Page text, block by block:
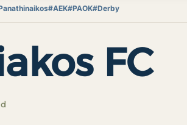
#AEK#PAOK#Derby
FC